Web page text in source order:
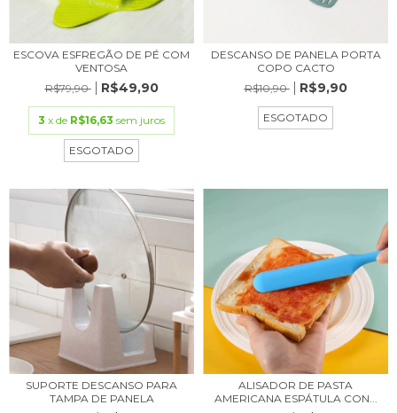
ESCOVA ESFREGÃO DE PÉ COM
VENTOSA
R$79,90
R$49,90
3 x de R$16,63 sem juros
ESGOTADO
DESCANSO DE PANELA PORTA
COPO CACTO
R$10,90
R$9,90
ESGOTADO
SUPORTE DESCANSO PARA
TAMPA DE PANELA
ALISADOR DE PASTA
AMERICANA ESPÁTULA CON...